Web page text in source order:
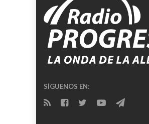
SÍGUENOS EN: